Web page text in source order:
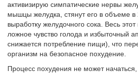
активизирую симпатические нервы
мышцы желудка, стянут его в объеме в
выработку желудочного сока. Весь
ложное чувство голода и избыточный
снижается потребление пищи), что
организм на безопасное похудение.
Процесс похудения не может